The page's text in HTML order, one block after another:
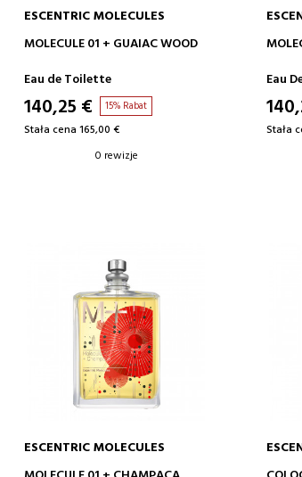
DODAJ DO KOSZYKA
ESCENTRIC MOLECULES
MOLECULE 01 + GUAIAC WOOD
Eau de Toilette
140,25 € 15% Rabat
Stała cena 165,00 €
0 rewizje
Eau
Stała
DODAJ DO KOSZYKA
ESCENTRIC MOLECULES